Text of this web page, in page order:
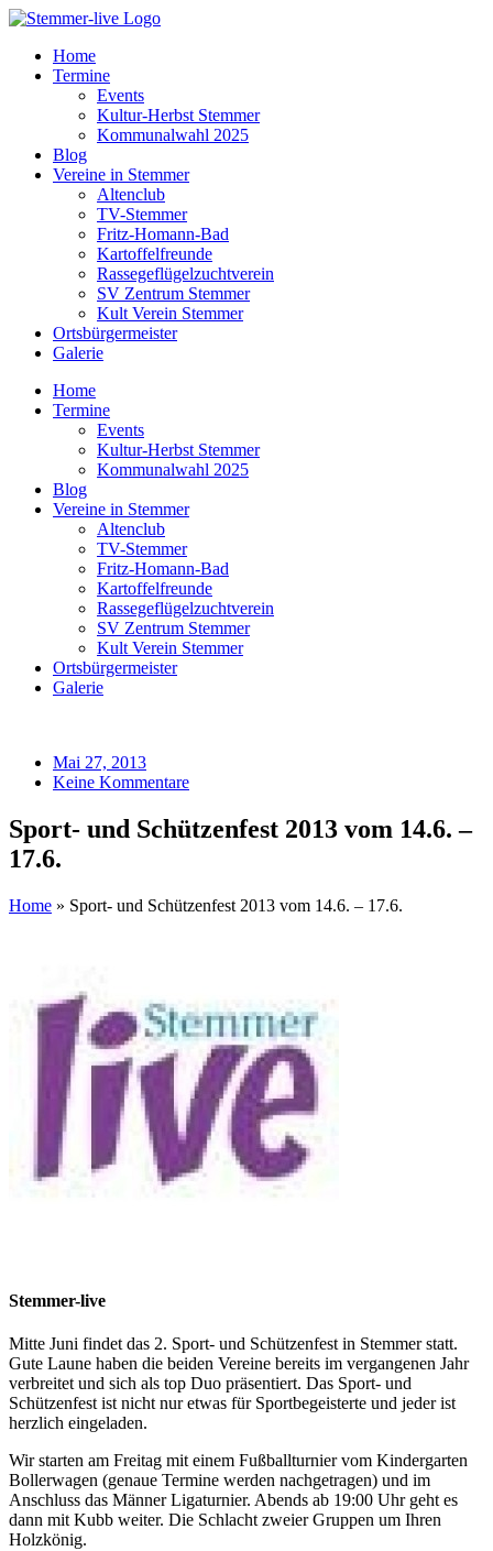
Home
Termine
Events
Kultur-Herbst Stemmer
Kommunalwahl 2025
Blog
Vereine in Stemmer
Altenclub
TV-Stemmer
Fritz-Homann-Bad
Kartoffelfreunde
Rassegeflügelzuchtverein
SV Zentrum Stemmer
Kult Verein Stemmer
Ortsbürgermeister
Galerie
Home
Termine
Events
Kultur-Herbst Stemmer
Kommunalwahl 2025
Blog
Vereine in Stemmer
Altenclub
TV-Stemmer
Fritz-Homann-Bad
Kartoffelfreunde
Rassegeflügelzuchtverein
SV Zentrum Stemmer
Kult Verein Stemmer
Ortsbürgermeister
Galerie
Mai 27, 2013
Keine Kommentare
Sport- und Schützenfest 2013 vom 14.6. –
17.6.
Home » Sport- und Schützenfest 2013 vom 14.6. – 17.6.
Stemmer-live
Mitte Juni findet das 2. Sport- und Schützenfest in Stemmer statt.
Gute Laune haben die beiden Vereine bereits im vergangenen Jahr
verbreitet und sich als top Duo präsentiert. Das Sport- und
Schützenfest ist nicht nur etwas für Sportbegeisterte und jeder ist
herzlich eingeladen.
Wir starten am Freitag mit einem Fußballturnier vom Kindergarten
Bollerwagen (genaue Termine werden nachgetragen) und im
Anschluss das Männer Ligaturnier. Abends ab 19:00 Uhr geht es
dann mit Kubb weiter. Die Schlacht zweier Gruppen um Ihren
Holzkönig.